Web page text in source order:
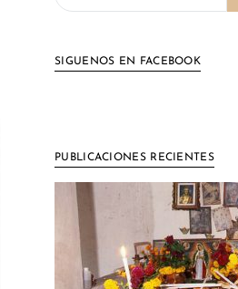
SIGUENOS EN FACEBOOK
PUBLICACIONES RECIENTES